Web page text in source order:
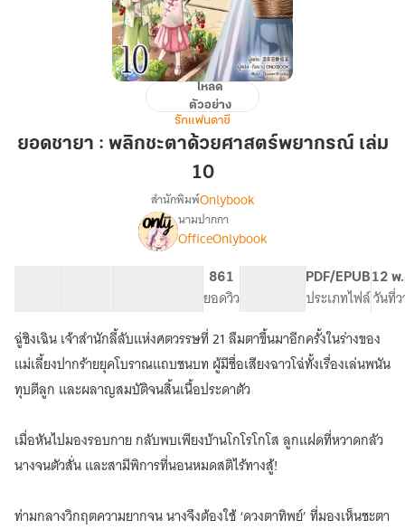
:
ศาสตร์
พยากรณ์
เล่ม
โหลด
ตัวอย่าง
รักแฟนตาซี
ยอดชายา : พลิกชะตาด้วยศาสตร์พยากรณ์ เล่ม
10
เรื่อง[จบ]
ยอด
ชายา
พลิก
ชะตา
ด้วย
ศาสตร์
พยากรณ์
สำนักพิมพ์Onlybook
นามปากกา
OfficeOnlybook
861
ยอดวิว
PDF/EPUB
ประเภทไฟล์
12 พ
วันที่
ฉู่ชิงเฉิน เจ้าสำนักลี้ลับแห่งศตวรรษที่ 21 ลืมตาขึ้นมาอีกครั้งในร่างของ
แม่เลี้ยงปากร้ายยุคโบราณแถบชนบท ผู้มีชื่อเสียงฉาวโฉ่ทั้งเรื่องเล่นพนัน
ทุบตีลูก และผลาญสมบัติจนสิ้นเนื้อประดาตัว
เมื่อหันไปมองรอบกาย กลับพบเพียงบ้านโกโรโกโส ลูกแฝดที่หวาดกลัว
นางจนตัวสั่น และสามีพิการที่นอนหมดสติไร้ทางสู้!
ท่ามกลางวิกฤตความยากจน นางจึงต้องใช้ ‘ดวงตาทิพย์’ ที่มองเห็นชะตา